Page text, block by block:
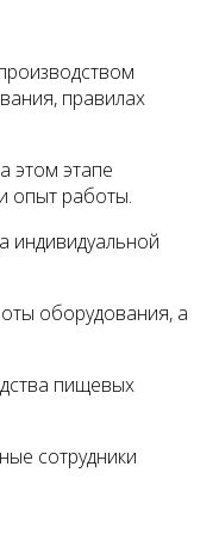
правилах
этом этапе
опыт работы.
индивидуальной
оборудования, а
пищевых
сотрудники